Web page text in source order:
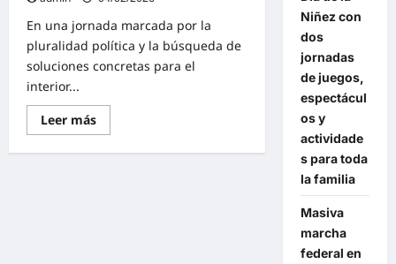
En una jornada marcada por la
pluralidad política y la búsqueda de
soluciones concretas para el
interior...
Leer másLee
más
Intendentes
Niñez con
dos
jornadas
de juegos,
espectácul
os y
actividade
s para toda
la familia
Masiva
marcha
federal en